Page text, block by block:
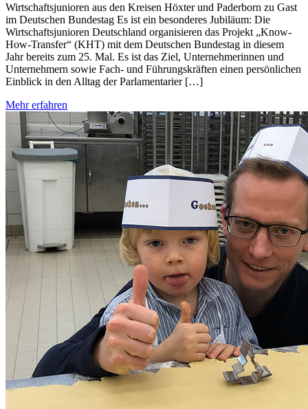
Wirtschaftsjunioren aus den Kreisen Höxter und Paderborn zu Gast
im Deutschen Bundestag Es ist ein besonderes Jubiläum: Die
Wirtschaftsjunioren Deutschland organisieren das Projekt „Know-
How-Transfer“ (KHT) mit dem Deutschen Bundestag in diesem
Jahr bereits zum 25. Mal. Es ist das Ziel, Unternehmerinnen und
Unternehmern sowie Fach- und Führungskräften einen persönlichen
Einblick in den Alltag der Parlamentarier […]
Mehr erfahren